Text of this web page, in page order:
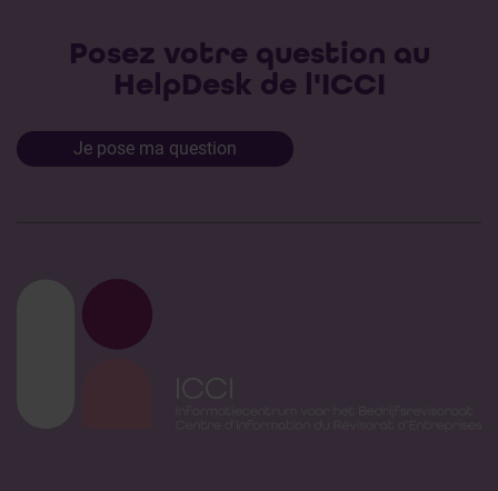
Posez votre question au
HelpDesk de l'ICCI
Je pose ma question